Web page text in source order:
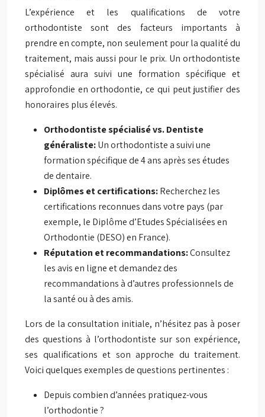
L’expérience et les qualifications de votre
orthodontiste sont des facteurs importants à
prendre en compte, non seulement pour la qualité du
traitement, mais aussi pour le prix. Un orthodontiste
spécialisé aura suivi une formation spécifique et
approfondie en orthodontie, ce qui peut justifier des
honoraires plus élevés.
Orthodontiste spécialisé vs. Dentiste
généraliste:Un orthodontiste a suivi une
formation spécifique de 4 ans après ses études
de dentaire.
Diplômes et certifications:Recherchez les
certifications reconnues dans votre pays (par
exemple, le Diplôme d’Etudes Spécialisées en
Orthodontie (DESO) en France).
Réputation et recommandations:Consultez
les avis en ligne et demandez des
recommandations à d’autres professionnels de
la santé ou à des amis.
Lors de la consultation initiale, n’hésitez pas à poser
des questions à l’orthodontiste sur son expérience,
ses qualifications et son approche du traitement.
Voici quelques exemples de questions pertinentes :
Depuis combien d’années pratiquez-vous
l’orthodontie ?